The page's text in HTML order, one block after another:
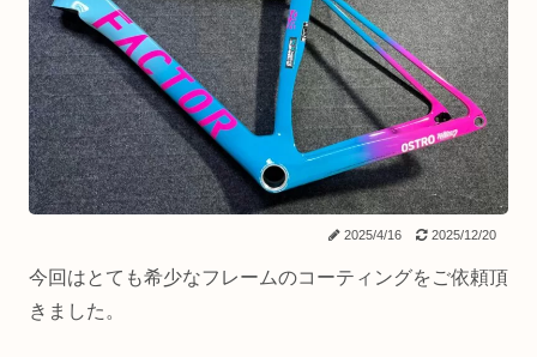
2025/4/16 2025/12/20
今回はとても希少なフレームのコーティングをご依頼頂
きました。